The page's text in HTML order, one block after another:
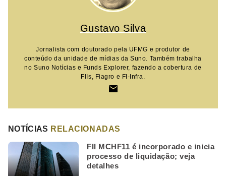
Gustavo Silva
Jornalista com doutorado pela UFMG e produtor de
conteúdo da unidade de mídias da Suno. Também trabalha
no Suno Notícias e Funds Explorer, fazendo a cobertura de
FIIs, Fiagro e FI-Infra.
NOTÍCIAS RELACIONADAS
FII MCHF11 é incorporado e inicia
processo de liquidação; veja
detalhes